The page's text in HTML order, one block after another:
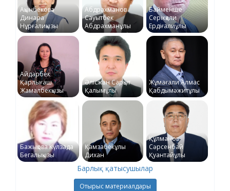
Ақынбекова
Динара
Нұрғалиқызы
Абдрахманов
Сауытбек
Абдрахманұлы
Байменше
Серікқали
Ердіғалиұлы
Айдарбек
Қарлығаш
Жамалбекқызы
Әлісжан Сарқыт
Қалымұлы
Жұмағали Алмас
Қабдымәжитұлы
Бажықова Күлзада
Бегалықызы
Қамзабекұлы
Дихан
Құлманов
Сәрсенбай
Қуантайұлы
Барлық қатысушылар
Отырыс материалдары